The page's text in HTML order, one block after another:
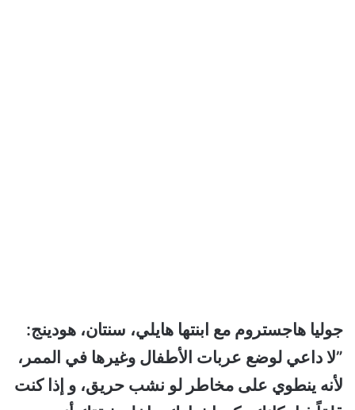
جوليا هاجستروم مع ابنتها هايلي، سنتان، هودينج:
”لا داعي لوضع عربات الأطفال وغيرها في الممر،
لأنه ينطوي على مخاطر لو نشب حريق، و إذا كنت